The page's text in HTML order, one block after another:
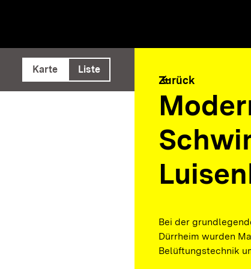
ausführen
Karte Liste
arrow_back
Zurück
Bei der
Dürrheim wurden
Belüftungstechnik